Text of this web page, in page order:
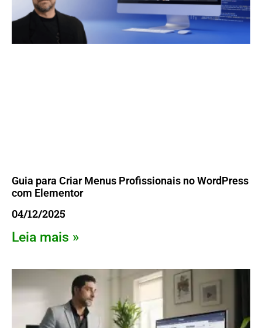
Guia para Criar Menus Profissionais no WordPress
com Elementor
04/12/2025
Leia mais »